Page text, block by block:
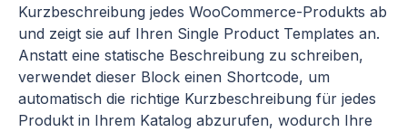
Kurzbeschreibung jedes WooCommerce-Produkts ab
und zeigt sie auf Ihren Single Product Templates an.
Anstatt eine statische Beschreibung zu schreiben,
verwendet dieser Block einen Shortcode, um
automatisch die richtige Kurzbeschreibung für jedes
Produkt in Ihrem Katalog abzurufen, wodurch Ihre